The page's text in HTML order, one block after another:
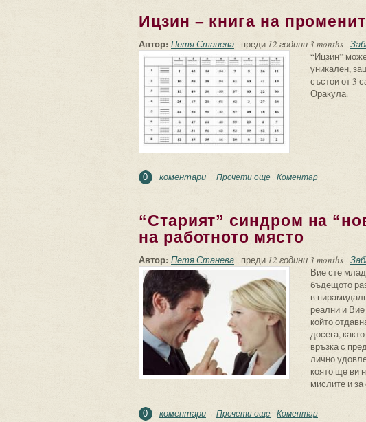
Ицзин – книга на
Автор: Петя Станева преди 12 години 3 months
“Ицзин”
уникален,
състои от 3
Оракула.
0 коментари Прочети още about Ицзин – книга на
Коментар
“Старият” синдром на
на работното място
Автор: Петя Станева преди 12 години 3 months
Вие сте
бъдещото
в
реални и
който
досега,
връзка с
лично
която ще ви
мислите и
0 коментари Прочети още about “Старият”
Коментар